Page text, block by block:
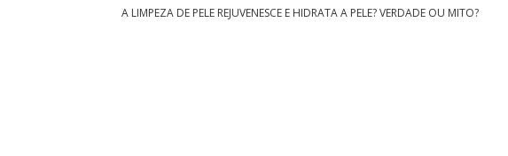
A LIMPEZA DE PELE REJUVENESCE E HIDRATA A PELE? VERDADE OU MITO?